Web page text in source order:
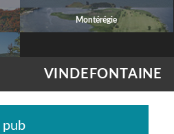
Montérégie
VINDEFONTAINE
pub